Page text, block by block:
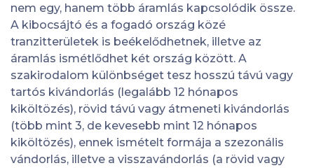
nem egy, hanem több áramlás kapcsolódik össze.
A kibocsájtó és a fogadó ország közé
tranzitterületek is beékelődhetnek, illetve az
áramlás ismétlődhet két ország között. A
szakirodalom különbséget tesz hosszú távú vagy
tartós kivándorlás (legalább 12 hónapos
kiköltözés), rövid távú vagy átmeneti kivándorlás
(több mint 3, de kevesebb mint 12 hónapos
kiköltözés), ennek ismételt formája a szezonális
vándorlás, illetve a visszavándorlás (a rövid vagy